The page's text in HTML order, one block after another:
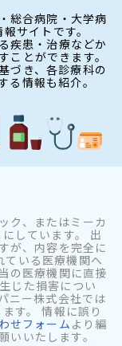
総合病院・大学病
サイトです。
疾患・治療などか
ことができます。
づき、各診療科の
情報も紹介。
ク、またはミーカ
しています。 出
が、内容を完全に
いる医療機関へ
の医療機関に直接
じた損害につい
ニー株式会社では
す。 情報に誤り
せフォーム より編
いたします。